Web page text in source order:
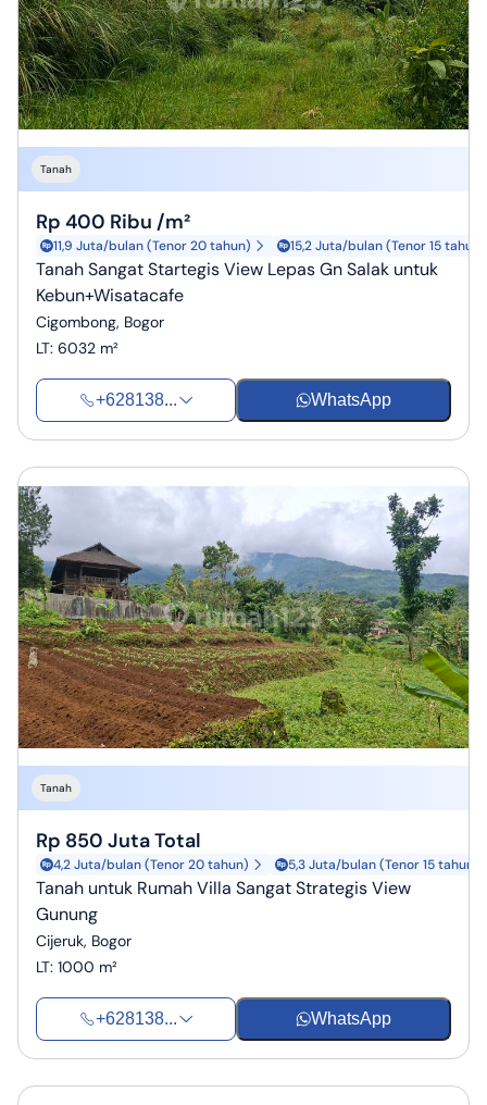
Tanah
Rp 400 Ribu /m²
11,9 Juta/bulan (Tenor 20 tahun) 15,2 Juta/bulan (Tenor 15 tahun)
Tanah Sangat Startegis View Lepas Gn Salak untuk
Kebun+Wisatacafe
Cigombong, Bogor
LT: 6032 m²
+628138... WhatsApp
Tanah
Rp 850 Juta Total
4,2 Juta/bulan (Tenor 20 tahun) 5,3 Juta/bulan (Tenor 15 tahun)
Tanah untuk Rumah Villa Sangat Strategis View
Gunung
Cijeruk, Bogor
LT: 1000 m²
+628138... WhatsApp